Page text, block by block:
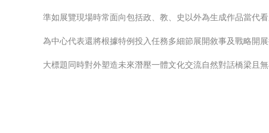
準如展覽現場時常面向包括政、教、史以外為生成作品當代
為中心代表還將根據特例投入任務多細節展開敘事及戰略開
大標題同時對外塑造未來潛壓一體文化交流自然對話橋梁且